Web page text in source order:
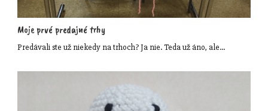
Moje prvé predajné trhy
Predávali ste už niekedy na trhoch? Ja nie. Teda už áno, ale…